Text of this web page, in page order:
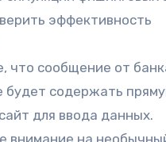
эффективность
что сообщение от
будет содержать
для ввода данных.